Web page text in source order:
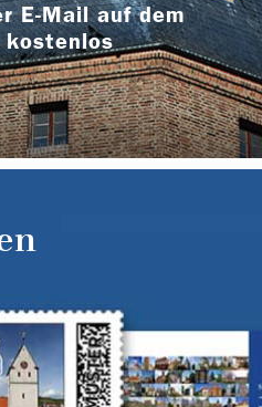
E-Mail auf dem
kostenlos